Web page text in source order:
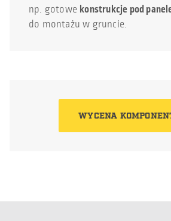
np. gotowe konstrukcje pod
do montażu w gruncie.
WYCENA